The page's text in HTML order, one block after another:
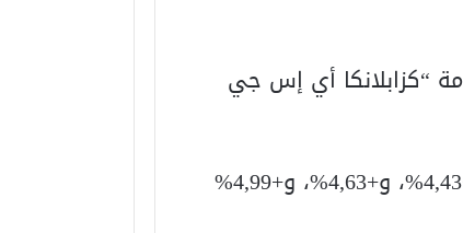
“كزابلانكا أي إس جي
ومنذ بداية السنة، ارتفع أداء هذه المؤشرات الثلاثة بـ +4,43%، و+4,63%، و+4,99%